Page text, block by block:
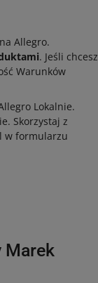
Allegro.
. Jeśli chcesz
Warunków
Lokalnie.
Skorzystaj z
w formularzu
Marek